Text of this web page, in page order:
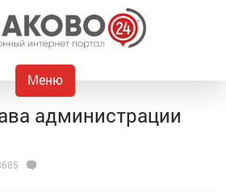
Меню
администрации